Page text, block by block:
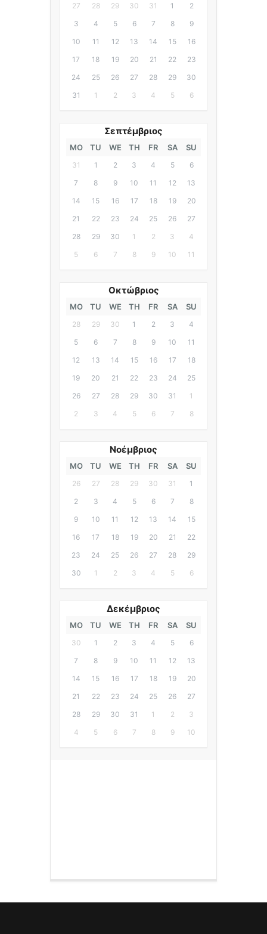
27 28 29 30 31 1
2
3
4 5 6 7 8
9
10
11 12 13 14 15
16
17
18 19 20 21 22
23
24
25 26 27 28 29
30
31
1 2 3 4 5 6
Σεπτέμβριος
MO TU WE TH FR SA SU
31 1 2 3 4 5
6
7
8 9 10 11 12
13
14
15 16 17 18 19
20
21
22 23 24 25 26
27
28
29 30 1 2 3
4
5
6 7 8 9 10 11
Οκτώβριος
MO TU WE TH FR SA SU
28 29 30 1 2 3
4
5
6 7 8 9 10
11
12
13 14 15 16 17
18
19
20 21 22 23 24
25
26
27 28 29 30 31
1
2
3 4 5 6 7 8
Νοέμβριος
MO TU WE TH FR SA SU
26 27 28 29 30 31
1
2
3 4 5 6 7
8
9
10 11 12 13 14
15
16
17 18 19 20 21
22
23
24 25 26 27 28
29
30
1 2 3 4 5 6
Δεκέμβριος
MO TU WE TH FR SA SU
30 1 2 3 4 5
6
7
8 9 10 11 12
13
14
15 16 17 18 19
20
21
22 23 24 25 26
27
28
29 30 31 1 2
3
4
5 6 7 8 9 10